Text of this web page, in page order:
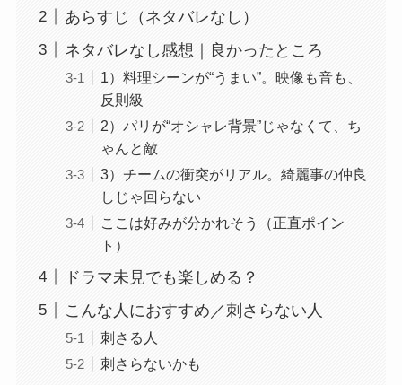
あらすじ（ネタバレなし）
ネタバレなし感想｜良かったところ
1）料理シーンが“うまい”。映像も音も、
反則級
2）パリが“オシャレ背景”じゃなくて、ち
ゃんと敵
3）チームの衝突がリアル。綺麗事の仲良
しじゃ回らない
ここは好みが分かれそう（正直ポイン
ト）
ドラマ未見でも楽しめる？
こんな人におすすめ／刺さらない人
刺さる人
刺さらないかも